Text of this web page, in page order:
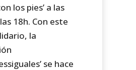
los pies’ a las
18h. Con este
la
se hace